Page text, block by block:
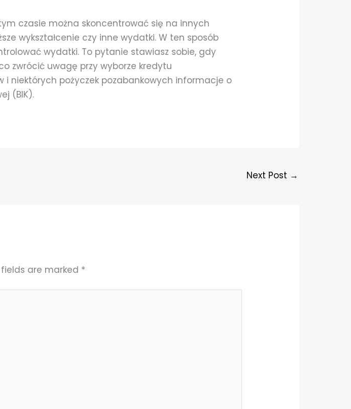
czasie można skoncentrować się na innych
wykształcenie czy inne wydatki. W ten sposób
wydatki. To pytanie stawiasz sobie, gdy
zwrócić uwagę przy wyborze kredytu
i niektórych pożyczek pozabankowych informacje o
(BIK).
Next Post →
are marked *